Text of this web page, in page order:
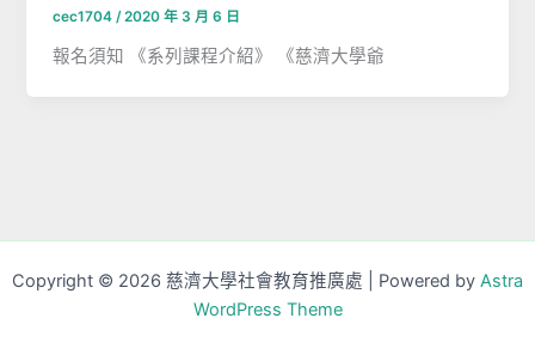
cec1704/2020 年 3 月 6 日
報名須知 《系列課程介紹》 《慈濟大學爺
Copyright © 2026 慈濟大學社會教育推廣處 | Powered by Astra
WordPress Theme